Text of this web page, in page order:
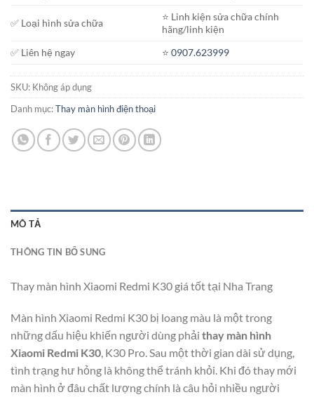
✅ Loại hình sửa chữa
⭐️ Linh kiện sửa chữa chính
hãng/linh kiện
✅ Liên hệ ngay
⭐️0907.623999
SKU: Không áp dụng
Danh mục:Thay màn hình điện thoại
MÔ TẢ
THÔNG TIN BỔ SUNG
Thay màn hình Xiaomi Redmi K30 giá tốt tại Nha Trang
Màn hình Xiaomi Redmi K30 bị loang màu là một trong
những dấu hiệu khiến người dùng phải thay màn hình
Xiaomi Redmi K30, K30 Pro. Sau một thời gian dài sử dụng,
tình trạng hư hỏng là không thể tránh khỏi. Khi đó thay mới
màn hình ở đâu chất lượng chính là câu hỏi nhiều người